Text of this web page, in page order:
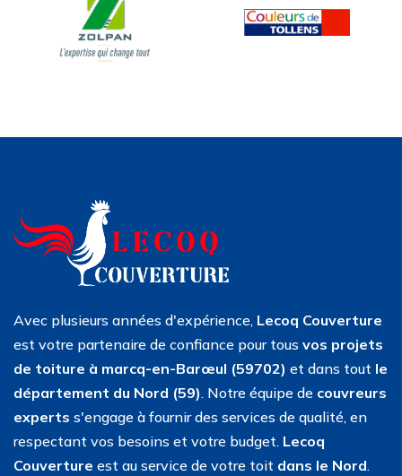
Avec plusieurs années d'expérience, Lecoq Couverture
est votre partenaire de confiance pour tous vos projets
de toiture à marcq-en-Barœul (59702) et dans tout le
département du Nord (59). Notre équipe de couvreurs
experts s'engage à fournir des services de qualité, en
respectant vos besoins et votre budget. Lecoq
Couverture est au service de votre toit dans le Nord.